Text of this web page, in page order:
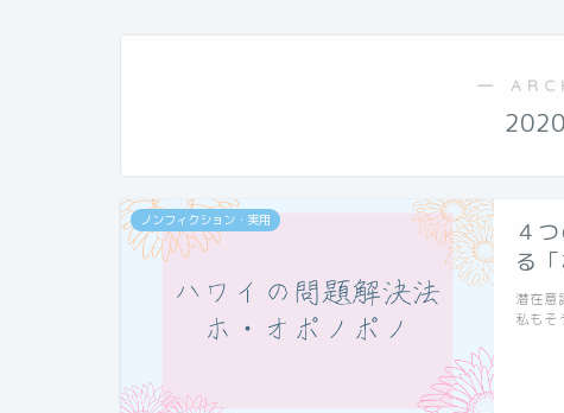
―
ノンフィクション・実用
４
る
潜在意
私もそ